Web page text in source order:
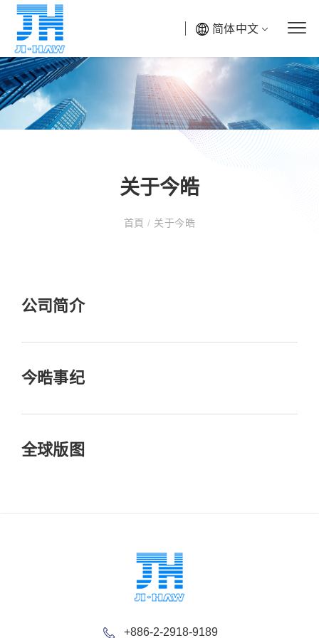
简体中文
关于今皓
首頁/ 关于今皓
公司简介
今晧事纪
全球版图
+886-2-2918-9189